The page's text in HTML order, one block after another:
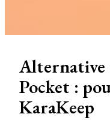
Alternative
Pocket :
KaraKeep